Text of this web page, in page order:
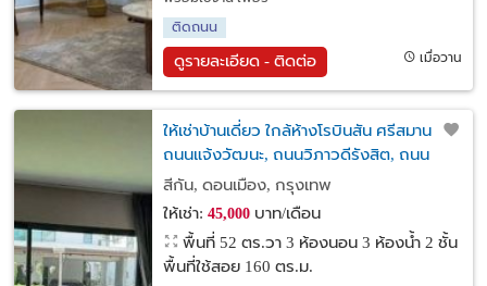
ติดถนน
ดูรายละเอียด - ติดต่อ เมื่อวาน
ให้เช่าบ้านเดี่ยว ใกล้ห้างโรบินสัน ศรีสมาน
ถนนแจ้งวัฒนะ, ถนนวิภาวดีรังสิต, ถนน
ติวานนท์, ทางด่วน ศรีสมานหมู่บ้าน สกาย
ดอนเมือง ประชาอุทิศ 4
สีกัน, ดอนเมือง, กรุงเทพ
ให้เช่า: 45,000บาท/เดือน
พื้นที่ 52 ตร.วา 3 ห้องนอน 3 ห้องน้ำ 2 ชั้น
พื้นที่ใช้สอย 160 ตร.ม.